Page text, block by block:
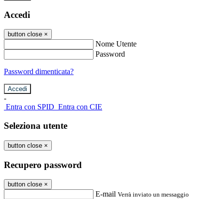
Accedi
button close ×
Nome Utente
Password
Password dimenticata?
-
Entra con SPID Entra con CIE
Seleziona utente
button close ×
Recupero password
button close ×
E-mail Verrà inviato un messaggio